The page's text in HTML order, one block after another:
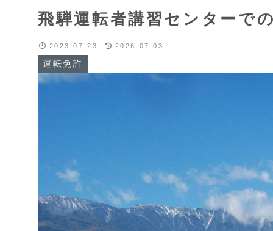
飛騨運転者講習センターで
運転免許
2023.07.23 2026.07.03